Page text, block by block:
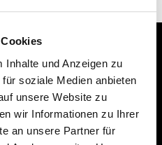
Inhalte und Anzeigen zu
soziale Medien anbieten
unsere Website zu
wir Informationen zu Ihrer
an unsere Partner für